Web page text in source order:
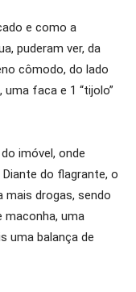
e como a
puderam ver, da
cômodo, do lado
faca e 1 “tijolo”
imóvel, onde
do flagrante, o
mais drogas, sendo
maconha, uma
uma balança de